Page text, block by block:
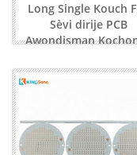
Long Single Kouch
Sèvi dirije PCB
Awondisman